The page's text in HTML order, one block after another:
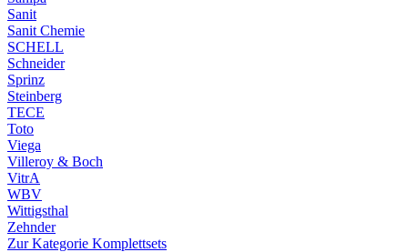
Sanit
Sanit Chemie
SCHELL
Schneider
Sprinz
Steinberg
TECE
Toto
Viega
Villeroy & Boch
VitrA
WBV
Wittigsthal
Zehnder
Zur Kategorie Komplettsets